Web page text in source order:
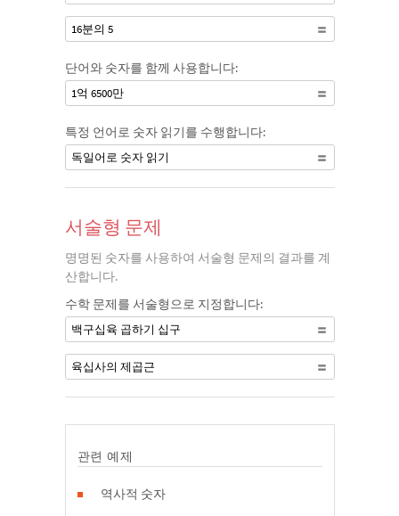
16분의 5
단어와 숫자를 함께 사용합니다:
1억 6500만
특정 언어로 숫자 읽기를 수행합니다:
독일어로 숫자 읽기
서술형 문제
명명된 숫자를 사용하여 서술형 문제의 결과를 계
산합니다.
수학 문제를 서술형으로 지정합니다:
백구십육 곱하기 십구
육십사의 제곱근
관련 예제
역사적 숫자